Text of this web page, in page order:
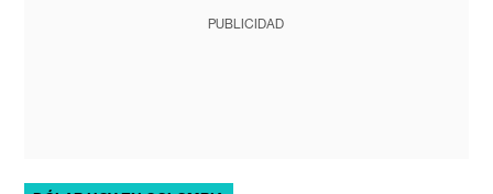
PUBLICIDAD